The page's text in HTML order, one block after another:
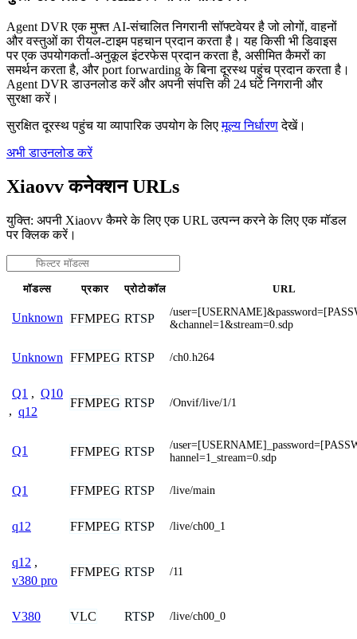
Agent DVR एक मुफ्त AI-संचालित निगरानी सॉफ्टवेयर है जो लोगों, वाहनों
और वस्तुओं का रीयल-टाइम पहचान प्रदान करता है। यह किसी भी डिवाइस
पर एक उपयोगकर्ता-अनुकूल इंटरफेस प्रदान करता है, असीमित कैमरों का
समर्थन करता है, और port forwarding के बिना दूरस्थ पहुंच प्रदान करता है।
Agent DVR डाउनलोड करें और अपनी संपत्ति की 24 घंटे निगरानी और
सुरक्षा करें।
सुरक्षित दूरस्थ पहुंच या व्यापारिक उपयोग के लिएमूल्य निर्धारणदेखें।
अभी डाउनलोड करें
Xiaovv कनेक्शन URLs
युक्ति: अपनी Xiaovv कैमरे के लिए एक URL उत्पन्न करने के लिए एक मॉडल
पर क्लिक करें।
मॉडल्स प्रकार प्रोटोकॉल URL
Unknown FFMPEG RTSP
/
&channel=1&stream=0.sdp
Unknown FFMPEG RTSP /ch0.h264
Q1 , Q10
, q12
FFMPEG RTSP /Onvif/live/1/1
Q1 FFMPEG RTSP
/
hannel=1_stream=0.sdp
Q1 FFMPEG RTSP /live/main
q12 FFMPEG RTSP /live/ch00_1
q12 ,
v380 pro
FFMPEG RTSP /11
V380 VLC RTSP /live/ch00_0